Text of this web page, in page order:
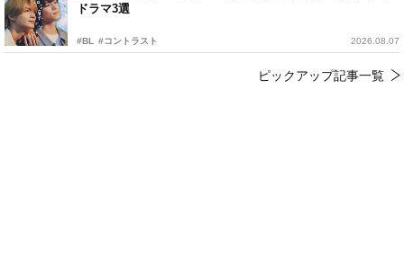
ドラマ3選
#BL #コントラスト 2026.08.07
ピックアップ記事一覧